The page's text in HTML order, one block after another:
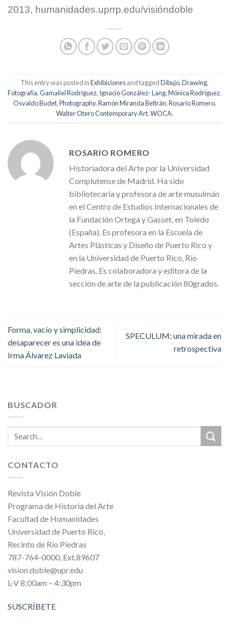
2013, humanidades.uprrp.edu/visióndoble
This entry was posted inExhibicionesand taggedDibujo,Drawing,
Fotografía,Gamaliel Rodríguez, Ignacio González- Lang,Mónica Rodríguez,
Osvaldo Budet,Photography,Ramón Miranda Beltrán,Rosario Romero,
Walter Otero Contemporary Art,WOCA.
ROSARIO ROMERO
Historiadora del Arte por la Universidad
Complutense de Madrid. Ha sido
bibliotecaria y profesora de arte musulmán
en el Centro de Estudios Internacionales de
la Fundación Ortega y Gasset, en Toledo
(España). Es profesora en la Escuela de
Artes Plásticas y Diseño de Puerto Rico y
en la Universidad de Puerto Rico, Río
Piedras. Es colaboradora y editora de la
sección de arte de la publicación 80grados.
Forma, vacío y simplicidad:
desaparecer es una idea de
Irma Álvarez Laviada
SPECULUM: una mirada en
retrospectiva
BUSCADOR
CONTACTO
Revista Visión Doble
Programa de Historia del Arte
Facultad de Humanidades
Universidad de Puerto Rico,
Recinto de Río Piedras
787-764-0000, Ext.89607
vision.doble@upr.edu
L-V 8:00am – 4:30pm
SUSCRÍBETE